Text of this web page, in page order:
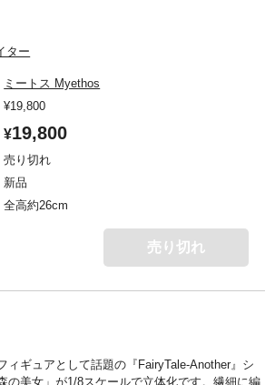
ター
ミートス Myethos
¥19,800
¥19,800
売り切れ
新品
全高約26cm
売り切れ
ィギュアとして話題の『FairyTale-Another』シ
の美女」が1/8スケールで立体化です。繊細に編